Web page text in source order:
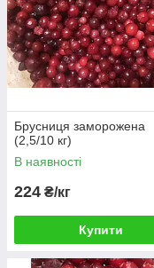
Брусниця заморожена
(2,5/10 кг)
В наявності
224 ₴/кг
Купити